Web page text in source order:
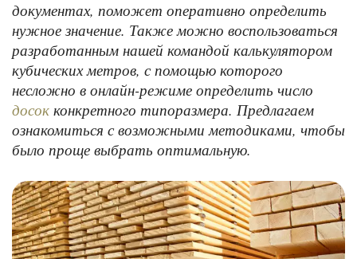
документах, поможет оперативно определить
нужное значение. Также можно воспользоваться
разработанным нашей командой калькулятором
кубических метров, с помощью которого
несложно в онлайн-режиме определить число
досок конкретного типоразмера. Предлагаем
ознакомиться с возможными методиками, чтобы
было проще выбрать оптимальную.